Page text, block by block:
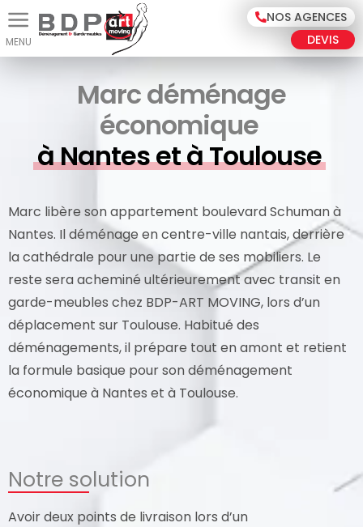
NOS AGENCES
DEVIS
Marc déménage
économique
à Nantes et à Toulouse
Marc libère son appartement boulevard Schuman à
Nantes. Il déménage en centre-ville nantais, derrière
la cathédrale pour une partie de ses mobiliers. Le
reste sera acheminé ultérieurement avec transit en
garde-meubles chez BDP-ART MOVING, lors d’un
déplacement sur Toulouse. Habitué des
déménagements, il prépare tout en amont et retient
la formule basique pour son déménagement
économique à Nantes et à Toulouse.
Notre solution
Avoir deux points de livraison lors d’un
Panneau de gestion des cookies